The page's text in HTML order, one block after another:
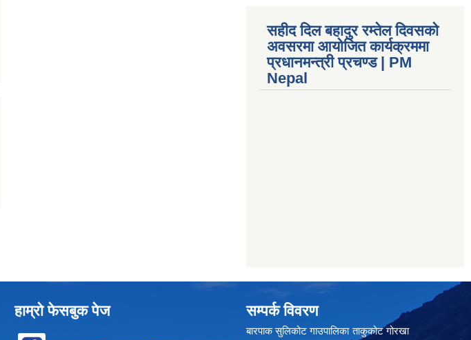
सहीद दिल बहादुर रम्तेल दिवसको
अवसरमा आयोजित कार्यक्रममा
प्रधानमन्त्री प्रचण्ड | PM
Nepal
हाम्रो फेसबुक पेज सम्पर्क विवरण
बारपाक सुलिकोट गाउपालिका ताकुकोट गोरखा